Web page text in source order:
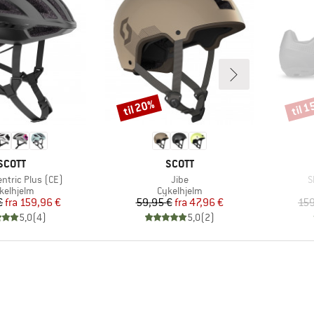
Plus (CE)
Pris
Nedsat pris
fra 159,96 €
5,0(4)
MÆRKE
SCOTT
Artikel
Jibe
Produktgruppe
Cykelhjelm
Pris
59,95 € Nedsat pris
fra 47,96 €
5,0(2)
Rabat
til 20% Rabat
til